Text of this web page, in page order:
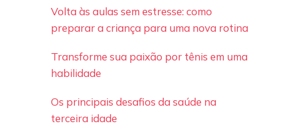
Volta às aulas sem estresse: como
preparar a criança para uma nova rotina
Transforme sua paixão por tênis em uma
habilidade
Os principais desafios da saúde na
terceira idade